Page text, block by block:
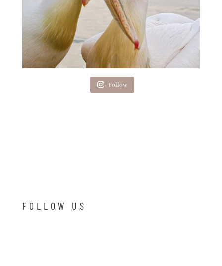
Follow
FOLLOW US